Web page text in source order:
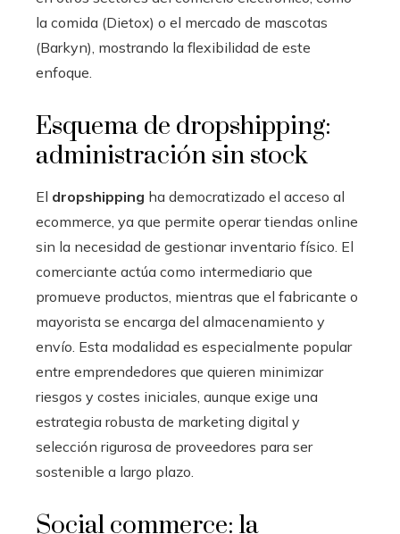
la comida (Dietox) o el mercado de mascotas
(Barkyn), mostrando la flexibilidad de este
enfoque.
Esquema de dropshipping:
administración sin stock
El dropshipping ha democratizado el acceso al
ecommerce, ya que permite operar tiendas online
sin la necesidad de gestionar inventario físico. El
comerciante actúa como intermediario que
promueve productos, mientras que el fabricante o
mayorista se encarga del almacenamiento y
envío. Esta modalidad es especialmente popular
entre emprendedores que quieren minimizar
riesgos y costes iniciales, aunque exige una
estrategia robusta de marketing digital y
selección rigurosa de proveedores para ser
sostenible a largo plazo.
Social commerce: la